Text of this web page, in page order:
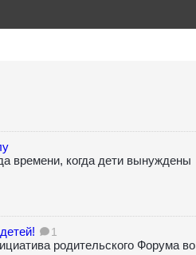
времени, когда дети вынуждены
1
родительского Форума во